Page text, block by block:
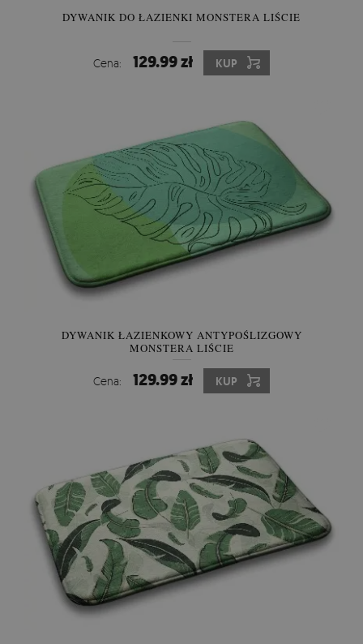
DYWANIK DO ŁAZIENKI MONSTERA LIŚCIE
Cena: 129.99 zł KUP
DYWANIK ŁAZIENKOWY ANTYPOŚLIZGOWY
MONSTERA LIŚCIE
Cena: 129.99 zł KUP